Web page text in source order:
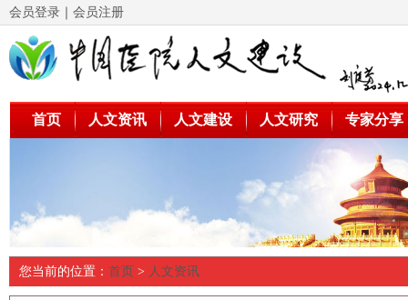
会员登录 ｜ 会员注册
首页 人文资讯 人文建设 人文研究 专家分享
您当前的位置： 首页 > 人文资讯